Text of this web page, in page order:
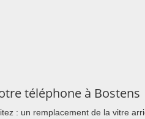
téléphone à Bostens
: un remplacement de la vitre